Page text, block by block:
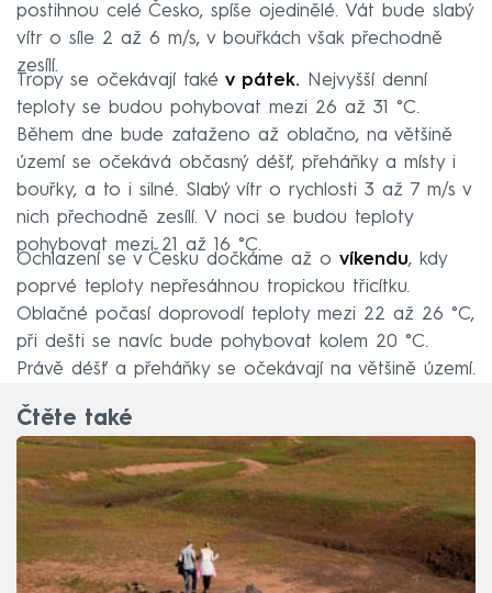
postihnou celé Česko, spíše ojedinělé. Vát bude slabý
vítr o síle 2 až 6 m/s, v bouřkách však přechodně
zesílí.
Tropy se očekávají také v pátek. Nejvyšší denní
teploty se budou pohybovat mezi 26 až 31 °C.
Během dne bude zataženo až oblačno, na většině
území se očekává občasný déšť, přeháňky a místy i
bouřky, a to i silné. Slabý vítr o rychlosti 3 až 7 m/s v
nich přechodně zesílí. V noci se budou teploty
pohybovat mezi 21 až 16 °C.
Ochlazení se v Česku dočkáme až o víkendu, kdy
poprvé teploty nepřesáhnou tropickou třicítku.
Oblačné počasí doprovodí teploty mezi 22 až 26 °C,
při dešti se navíc bude pohybovat kolem 20 °C.
Právě déšť a přeháňky se očekávají na většině území.
Čtěte také